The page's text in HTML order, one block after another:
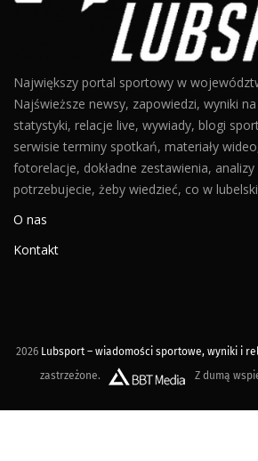
Największy portal sportowy w
Najświeższe newsy, zapowiedzi, wyniki
statystyki, relacje live, wywiady, blogi
serwisie terminy spotkań, materiały
fotorelacje, dokładne zestawienia,
potrzebujecie, żeby wiedzieć, co w
O nas
Kontakt
2026 Lubsport – wiadomości sportowe, wyniki i
zastrzeżone.
Z dumą